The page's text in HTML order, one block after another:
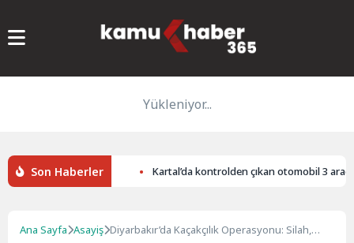
Yükleniyor...
Son Haberler
mantarların mı? Kartal’da kontrolden çıkan otomobil 3 araca
Ana Sayfa Asayiş Diyarbakır’da Kaçakçılık Operasyonu: Silah,